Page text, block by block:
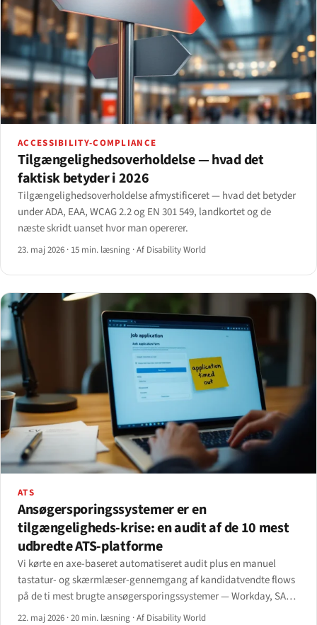
ACCESSIBILITY-COMPLIANCE
Tilgængeligheds­overholdelse — hvad det
faktisk betyder i 2026
Tilgængeligheds­overholdelse afmystificeret — hvad det betyder
under ADA, EAA, WCAG 2.2 og EN 301 549, landkortet og de
næste skridt uanset hvor man opererer.
23. maj 2026 · 15 min. læsning ·Af Disability World
ATS
Ansøgersporingssystemer er en
tilgængeligheds-krise: en audit af de 10 mest
udbredte ATS-platforme
Vi kørte en axe-baseret automatiseret audit plus en manuel
tastatur- og skærmlæser-gennemgang af kandidatvendte flows
på de ti mest brugte ansøgersporingssystemer — Workday, SAP
SuccessFactors, Oracle Taleo, iCIMS, Greenhouse, Lever,
22. maj 2026 ·20 min. læsning ·Af Disability World